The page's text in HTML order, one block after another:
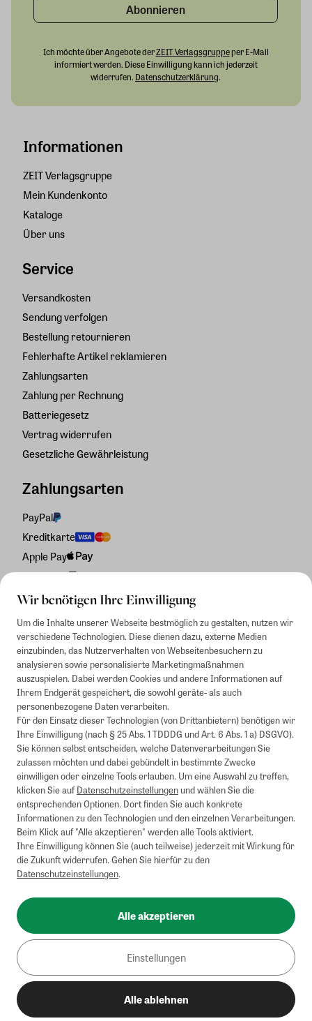
Wir benötigen Ihre Einwilligung
Um die Inhalte unserer Webseite bestmöglich zu gestalten, nutzen wir
verschiedene Technologien. Diese dienen dazu, externe Medien
einzubinden, das Nutzerverhalten von Webseitenbesuchern zu
analysieren sowie personalisierte Marketingmaßnahmen
auszuspielen. Dabei werden Cookies und andere Informationen auf
Ihrem Endgerät gespeichert, die sowohl geräte- als auch
personenbezogene Daten verarbeiten.
Für den Einsatz dieser Technologien (von Drittanbietern) benötigen wir
Ihre Einwilligung (nach § 25 Abs. 1 TDDDG und Art. 6 Abs. 1 a) DSGVO).
Sie können selbst entscheiden, welche Datenverarbeitungen Sie
zulassen möchten und dabei gebündelt in bestimmte Zwecke
einwilligen oder einzelne Tools erlauben. Um eine Auswahl zu treffen,
klicken Sie aufDatenschutzeinstellungenund wählen Sie die
entsprechenden Optionen. Dort finden Sie auch konkrete
Informationen zu den Technologien und den einzelnen Verarbeitungen.
Beim Klick auf "Alle akzeptieren" werden alle Tools aktiviert.
Ihre Einwilligung können Sie (auch teilweise) jederzeit mit Wirkung für
die Zukunft widerrufen. Gehen Sie hierfür zu den
Datenschutzeinstellungen.
Alle akzeptieren
Einstellungen
Alle ablehnen
Informationen
ZEIT Verlagsgruppe
Mein Kundenkonto
Kataloge
Über uns
Service
Versandkosten
Sendung verfolgen
Bestellung retournieren
Fehlerhafte Artikel reklamieren
Zahlungsarten
Zahlung per Rechnung
Batteriegesetz
Vertrag widerrufen
Gesetzliche Gewährleistung
Zahlungsarten
PayPal
Kreditkarte
Apple Pay
Rechnung
Abonnieren
Ich möchte über Angebote derZEIT Verlagsgruppeper E-Mail
informiert werden. Diese Einwilligung kann ich jederzeit
widerrufen. Datenschutzerklärung.